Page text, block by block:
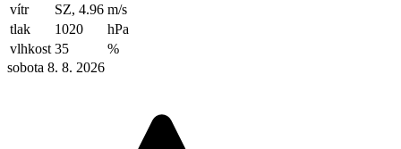
vítr
SZ, 4.96 m/s
tlak
1020
hPa
vlhkost 35
%
sobota 8. 8. 2026